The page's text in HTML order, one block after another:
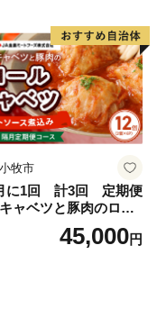
牧市
に1回 計3回 定期便
ャベツと豚肉のロー
ベツ（6P入り）
45,000円